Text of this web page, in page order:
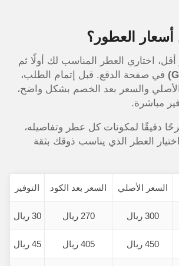
العطور؟
اختاري العطر المناسب لك أولًا ثم
في صفحة الدفع. قبل إتمام الطلب،
والسعر بعد الخصم بشكل واضح،
مباشرة.
دقيقًا لمكونات كل عطر وتفاصيله،
العطر الذي يناسب ذوقك بثقة
السعر الأصلي السعر بعد الكود التوفير
300 ريال 270 ريال 30 ريال
450 ريال 405 ريال 45 ريال